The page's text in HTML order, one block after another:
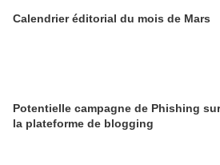
Calendrier éditorial du mois de Mars
Potentielle campagne de Phishing sur
la plateforme de blogging